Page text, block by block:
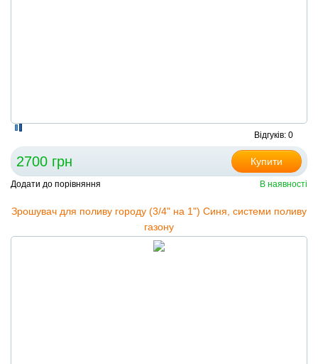
Відгуків: 0
2700 грн Купити
Додати до порівняння В наявності
Зрошувач для поливу городу (3/4" на 1") Синя, системи поливу
газону